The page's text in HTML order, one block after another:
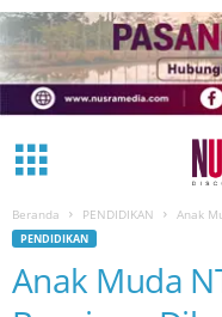
Beranda PENDIDIKAN Anak
PENDIDIKAN
Anak Muda